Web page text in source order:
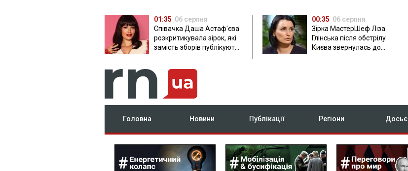
01:35 06 серпня
Співачка Даша Астаф'єва
розкритикувала зірок, які
замість зборів публікують
00:35 06 серпня
Зірка МастерШеф Ліза
Глінська після обстрілу
Києва звернулась до
Головна Новини Публікації Регіони Досьє